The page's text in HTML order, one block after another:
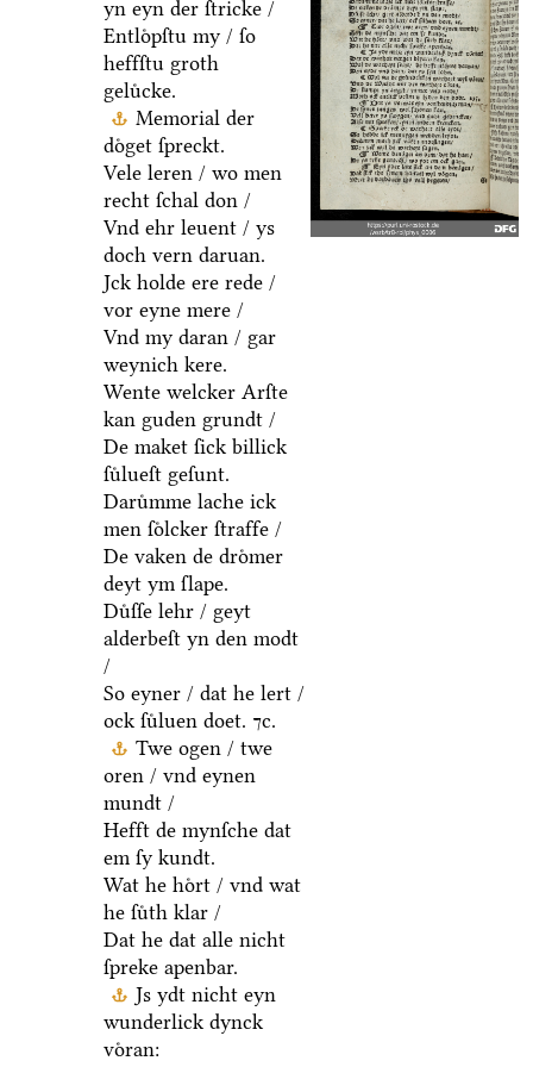
yn eyn der ſtricke /
Entloͤpſtu my / ſo
heffſtu groth
geluͤcke.
Memorial der
doͤget ſpreckt.
Vele leren / wo men
recht ſchal don /
Vnd ehr leuent / ys
doch vern daruan.
Jck holde ere rede /
vor eyne mere /
Vnd my daran / gar
weynich kere.
Wente welcker Arſte
kan guden grundt /
De maket ſick billick
ſuͤlueſt geſunt.
Daruͤmme lache ick
men ſoͤlcker ſtraffe /
De vaken de droͤmer
deyt ym ſlape.
Duͤſſe lehr / geyt
alderbeſt yn den modt
/
So eyner / dat he lert /
ock ſuͤluen doet. ⁊c.
Twe ogen / twe
oren / vnd eynen
mundt /
Hefft de mynſche dat
em ſy kundt.
Wat he hoͤrt / vnd wat
he ſuͤth klar /
Dat he dat alle nicht
ſpreke apenbar.
Js ydt nicht eyn
wunderlick dynck
voͤran: